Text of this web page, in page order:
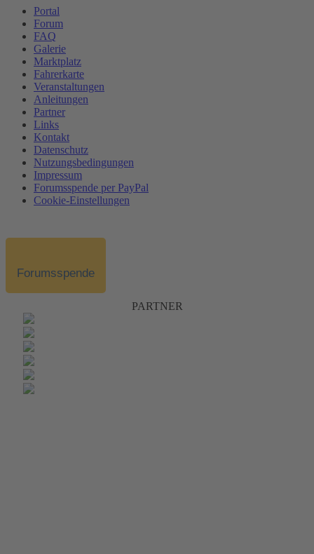
Portal
Forum
FAQ
Galerie
Marktplatz
Fahrerkarte
Veranstaltungen
Anleitungen
Partner
Links
Kontakt
Datenschutz
Nutzungsbedingungen
Impressum
Forumsspende per PayPal
Cookie-Einstellungen
Forumsspende
PARTNER